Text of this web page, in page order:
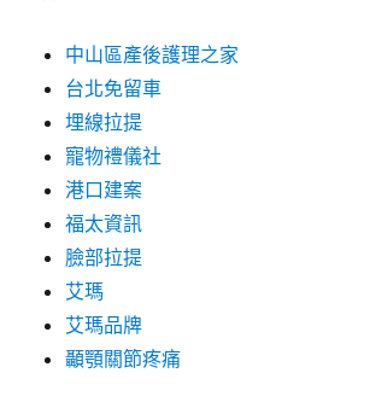
中山區產後護理之家
台北免留車
埋線拉提
寵物禮儀社
港口建案
福太資訊
臉部拉提
艾瑪
艾瑪品牌
顳顎關節疼痛